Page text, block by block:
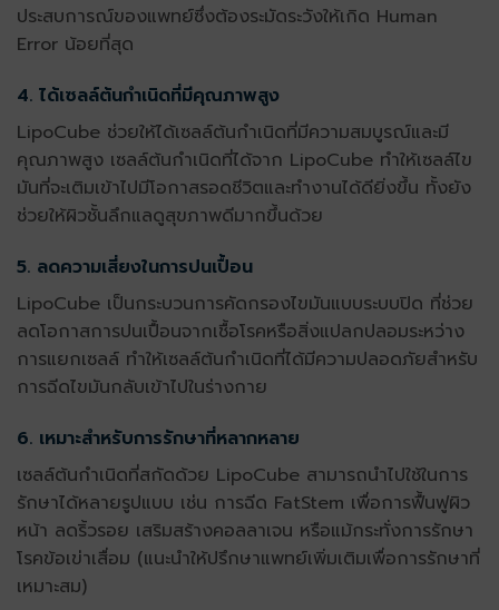
ประสบการณ์ของแพทย์ซึ่งต้องระมัดระวังให้เกิด Human
Error น้อยที่สุด
4. ได้เซลล์ต้นกำเนิดที่มีคุณภาพสูง
LipoCube ช่วยให้ได้เซลล์ต้นกำเนิดที่มีความสมบูรณ์และมี
คุณภาพสูง เซลล์ต้นกำเนิดที่ได้จาก LipoCube ทำให้เซลล์ไข
มันที่จะเติมเข้าไปมีโอกาสรอดชีวิตและทำงานได้ดียิ่งขึ้น ทั้งยัง
ช่วยให้ผิวชั้นลึกแลดูสุขภาพดีมากขึ้นด้วย
5. ลดความเสี่ยงในการปนเปื้อน
LipoCube เป็นกระบวนการคัดกรองไขมันแบบระบบปิด ที่ช่วย
ลดโอกาสการปนเปื้อนจากเชื้อโรคหรือสิ่งแปลกปลอมระหว่าง
การแยกเซลล์ ทำให้เซลล์ต้นกำเนิดที่ได้มีความปลอดภัยสำหรับ
การฉีดไขมันกลับเข้าไปในร่างกาย
6. เหมาะสำหรับการรักษาที่หลากหลาย
เซลล์ต้นกำเนิดที่สกัดด้วย LipoCube สามารถนำไปใช้ในการ
รักษาได้หลายรูปแบบ เช่น การฉีด FatStem เพื่อการฟื้นฟูผิว
หน้า ลดริ้วรอย เสริมสร้างคอลลาเจน หรือแม้กระทั่งการรักษา
โรคข้อเข่าเสื่อม (แนะนำให้ปรึกษาแพทย์เพิ่มเติมเพื่อการรักษาที่
เหมาะสม)